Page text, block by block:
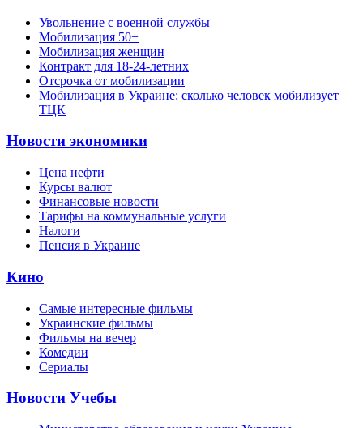
Увольнение с военной службы
Мобилизация 50+
Мобилизация женщин
Контракт для 18-24-летних
Отсрочка от мобилизации
Мобилизация в Украине: сколько человек мобилизует
ТЦК
Новости экономики
Цена нефти
Курсы валют
Финансовые новости
Тарифы на коммунальные услуги
Налоги
Пенсия в Украине
Кино
Самые интересные фильмы
Украинские фильмы
Фильмы на вечер
Комедии
Сериалы
Новости Учебы